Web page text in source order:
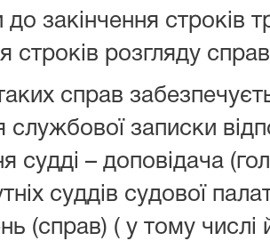
до закінчення строків
строків розгляду
справ
службової записки
судді – доповідача
суддів судової
(справ) ( у тому числі й